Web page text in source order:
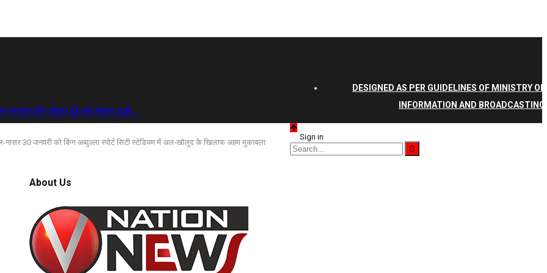
नासर की प्लेइंग XI को लेकर बड़ी…
30 जनवरी को किंग अब्दुल्ला स्पोर्ट सिटी स्टेडियम में अल-खोलूद के खिलाफ अहम मुकाबला
About Us
DESIGNED AS PER GUIDELINES OF MINISTRY OF
INFORMATION AND BROADCASTING
Sign in